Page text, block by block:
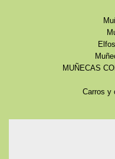
MUÑECAS
Carros y